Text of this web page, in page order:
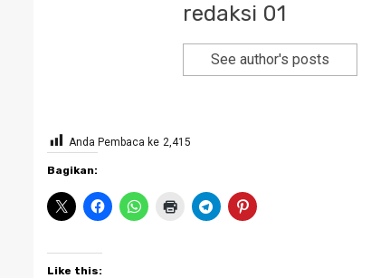
redaksi 01
See author's posts
Anda Pembaca ke 2,415
Bagikan:
Like this: